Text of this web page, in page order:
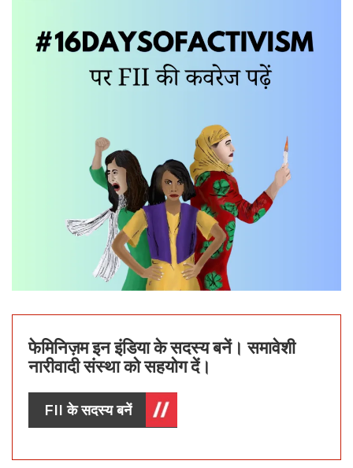
फेमिनिज़म इन इंडिया के सदस्य बनें। समावेशी
नारीवादी संस्था को सहयोग दें।
FII के सदस्य बनें